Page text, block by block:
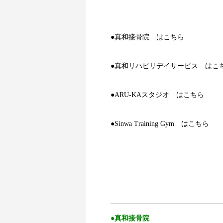
●真和接骨院 はこちら
●真和リハビリデイサービス はこ
●ARU-KAスタジオ はこちら
●Sinwa Training Gym はこちら
●真和接骨院